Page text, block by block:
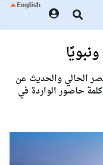
الحالي والحديث عن
حاصور الواردة في